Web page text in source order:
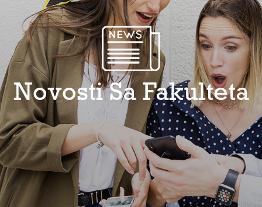
Novosti Sa Fakulteta